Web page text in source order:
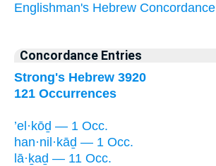
Englishman's Hebrew Concordance
Concordance Entries
Strong's Hebrew 3920
121 Occurrences
’el·kōḏ — 1 Occ.
han·nil·kāḏ — 1 Occ.
lā·ḵaḏ — 11 Occ.